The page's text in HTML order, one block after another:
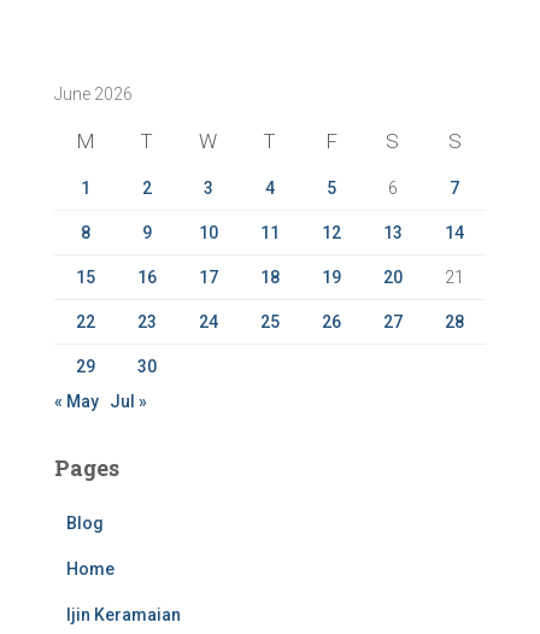
h
June 2026
M T W T F S S
1 2 3 4 5 6 7
8 9 10 11 12 13 14
15 16 17 18 19 20 21
22 23 24 25 26 27 28
29
30
« May
Jul »
Pages
Blog
Home
Ijin Keramaian